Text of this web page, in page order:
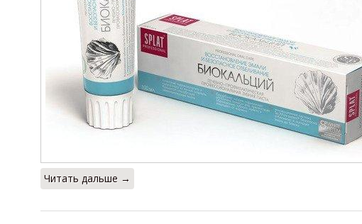
Читать дальше →